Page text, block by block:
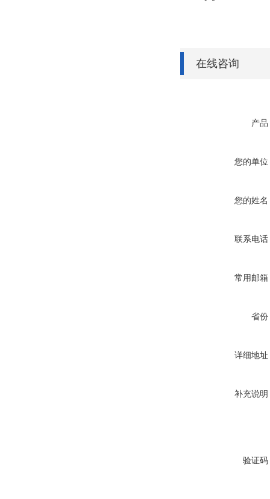
在线咨询
产品
您的单位
您的姓名
联系电话
常用邮箱
省份
详细地址
补充说明
验证码